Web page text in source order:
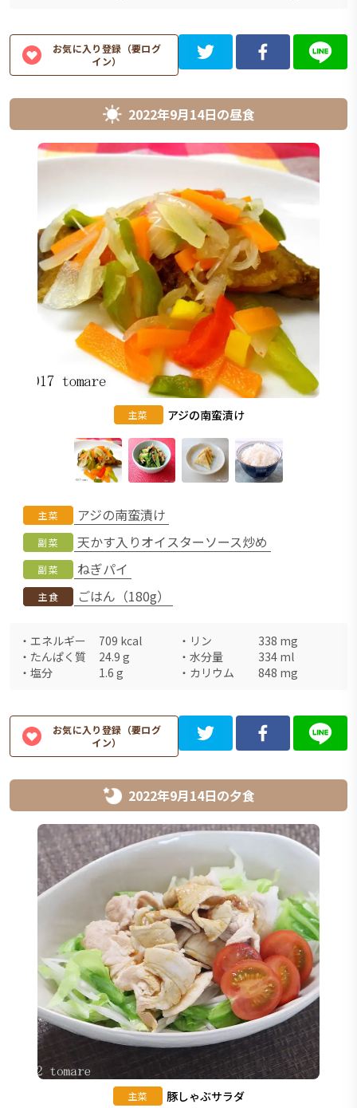
お気に入り登録（要ログ
イン）
2022年9月14日の昼食
主菜 アジの南蛮漬け
主菜 アジの南蛮漬け
副菜 天かす入りオイスターソース炒め
副菜 ねぎパイ
主食 ごはん（180g）
・ エネルギー 709 kcal ・ リン 338 mg
・ たんぱく質 24.9 g ・ 水分量 334 ml
・ 塩分 1.6 g ・ カリウム 848 mg
お気に入り登録（要ログ
イン）
2022年9月14日の夕食
主菜 豚しゃぶサラダ